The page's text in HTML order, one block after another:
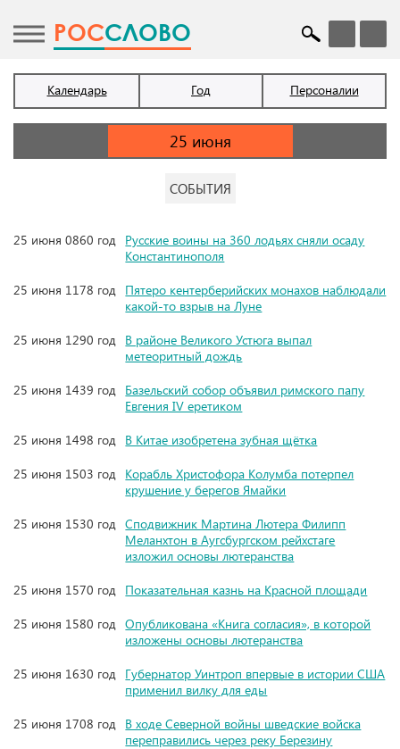
POCСЛОВО
Календарь Год Персоналии
СОБЫТИЯ
25 июня 0860 год Русские воины на 360 лодьях сняли осаду
Константинополя
25 июня 1178 год Пятеро кентерберийских монахов наблюдали
какой-то взрыв на Луне
25 июня 1290 год В районе Великого Устюга выпал
метеоритный дождь
25 июня 1439 год Базельский собор объявил римского папу
Евгения IV еретиком
25 июня 1498 год В Китае изобретена зубная щётка
25 июня 1503 год Корабль Христофора Колумба потерпел
крушение у берегов Ямайки
25 июня 1530 год Сподвижник Мартина Лютера Филипп
Меланхтон в Аугсбургском рейхстаге
изложил основы лютеранства
25 июня 1570 год Показательная казнь на Красной площади
25 июня 1580 год Опубликована «Книга согласия», в которой
изложены основы лютеранства
25 июня 1630 год Губернатор Уинтроп впервые в истории США
применил вилку для еды
25 июня 1708 год В ходе Северной войны шведские войска
переправились через реку Березину